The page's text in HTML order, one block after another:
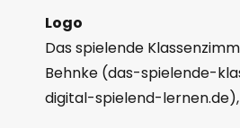
Logo
Das spielende
Behnke (das-spielende-
digital-spielend-lernen.de),